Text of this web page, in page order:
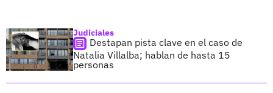
Judiciales
Destapan pista clave en el caso de
Natalia Villalba; hablan de hasta 15
personas